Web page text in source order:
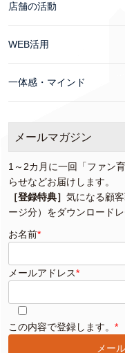
店舗の活動
WEB活用
一体感・マインド
メールマガジン
1～2カ月に一回「ファン
らせなどお届けします。
［登録特典］ 気になる顧
ージ分）をダウンロードレ
お名前*
メールアドレス*
このフィールドは空のま
この内容で登録します。 *